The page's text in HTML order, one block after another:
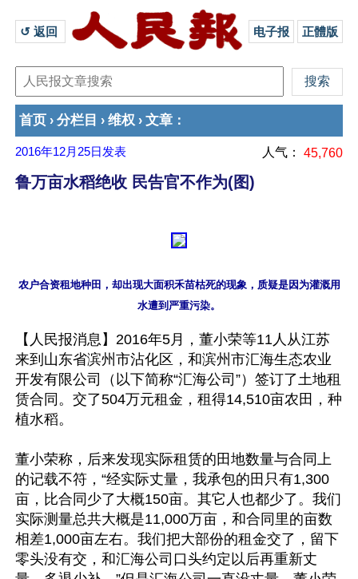
↺ 返回 电子报 正體版
首页 › 分栏目 › 维权 › 文章 ：
2016年12月25日 发表 人气： 45,760
鲁万亩水稻绝收 民告官不作为(图)
农户合资租地种田，却出现大面积禾苗枯死的现象，质疑是因为灌溉用
【人民报消息】2016年5月，董小荣等11人从江苏
来到山东省滨州市沾化区，和滨州市汇海生态农业
开发有限公司（以下简称“汇海公司”）签订了土地租
赁合同。交了504万元租金，租得14,510亩农田，种
植水稻。
董小荣称，后来发现实际租赁的田地数量与合同上
的记载不符，“经实际丈量，我承包的田只有1,300
亩，比合同少了大概150亩。其它人也都少了。我们
实际测量总共大概是11,000万亩，和合同里的亩数
相差1,000亩左右。我们把大部份的租金交了，留下
零头没有交，和汇海公司口头约定以后再重新丈